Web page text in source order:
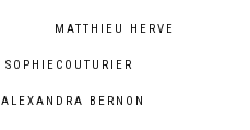
MATTHIEU HERVE
SOPHIECOUTURIER
ALEXANDRA BERNON